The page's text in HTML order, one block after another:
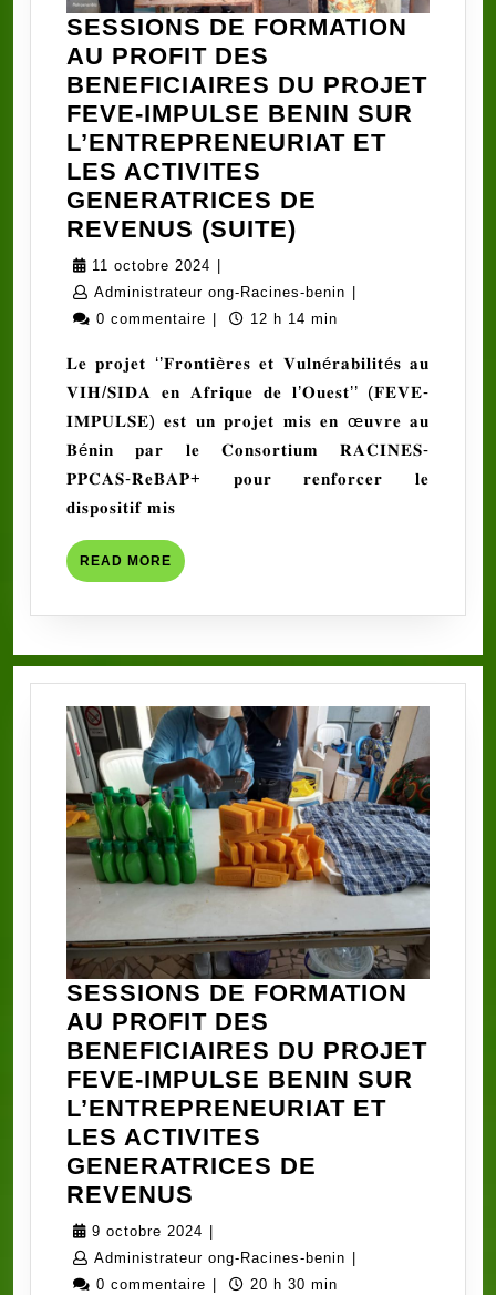
SESSIONS DE FORMATION
AU PROFIT DES
BENEFICIAIRES DU PROJET
FEVE-IMPULSE BENIN SUR
L’ENTREPRENEURIAT ET
LES ACTIVITES
GENERATRICES DE
REVENUS (SUITE)
FORMATION
AU
DES
DU
PROJET
FEVE-
LES
ACTIVITES
DE
REVENUS
(SUITE)
11 octobre 2024 11
octobre
2024
Administrateur ong-Racines-benin Administrateur
benin
0 commentaire
12 h 14 min
𝐋𝐞 𝐩𝐫𝐨𝐣𝐞𝐭 ‘’𝐅𝐫𝐨𝐧𝐭𝐢è𝐫𝐞𝐬 𝐞𝐭 𝐕𝐮𝐥𝐧é𝐫𝐚𝐛𝐢𝐥𝐢𝐭é𝐬 𝐚𝐮
𝐕𝐈𝐇/𝐒𝐈𝐃𝐀 𝐞𝐧 𝐀𝐟𝐫𝐢𝐪𝐮𝐞 𝐝𝐞 𝐥’𝐎𝐮𝐞𝐬𝐭’’ (𝐅𝐄𝐕𝐄-
𝐈𝐌𝐏𝐔𝐋𝐒𝐄) 𝐞𝐬𝐭 𝐮𝐧 𝐩𝐫𝐨𝐣𝐞𝐭 𝐦𝐢𝐬 𝐞𝐧 œ𝐮𝐯𝐫𝐞 𝐚𝐮
𝐁é𝐧𝐢𝐧 𝐩𝐚𝐫 𝐥𝐞 𝐂𝐨𝐧𝐬𝐨𝐫𝐭𝐢𝐮𝐦 𝐑𝐀𝐂𝐈𝐍𝐄𝐒-
𝐏𝐏𝐂𝐀𝐒-𝐑𝐞𝐁𝐀𝐏+ 𝐩𝐨𝐮𝐫 𝐫𝐞𝐧𝐟𝐨𝐫𝐜𝐞𝐫 𝐥𝐞
𝐝𝐢𝐬𝐩𝐨𝐬𝐢𝐭𝐢𝐟 𝐦𝐢𝐬
READ MORE READ
MORE
SESSIONS DE FORMATION
AU PROFIT DES
BENEFICIAIRES DU PROJET
FEVE-IMPULSE BENIN SUR
L’ENTREPRENEURIAT ET
LES ACTIVITES
GENERATRICES DE
REVENUS
DE
FORMATION
AU
9 octobre 2024 9
octobre
2024
|
Administrateur ong-Racines-benin Administrateur
|
0 commentaire | 20 h 30 min